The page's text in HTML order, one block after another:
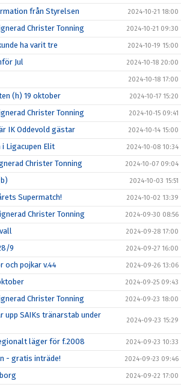
från Styrelsen 2024-10-21 18:00
Christer Tonning 2024-10-21 09:30
ha varit tre 2024-10-19 15:00
Jul 2024-10-18 20:00
2024-10-18 17:00
(h) 19 oktober 2024-10-17 15:20
Christer Tonning 2024-10-15 09:41
IK Oddevold gästar 2024-10-14 15:00
Ligacupen Elit 2024-10-08 10:34
Christer Tonning 2024-10-07 09:04
2024-10-03 15:51
Supermatch! 2024-10-02 13:39
Christer Tonning 2024-09-30 08:56
2024-09-28 17:00
9 2024-09-27 16:00
och pojkar v.44 2024-09-26 13:06
2024-09-25 09:43
Christer Tonning 2024-09-23 18:00
upp SAIKs tränarstab under
2024-09-23 15:29
läger för f.2008 2024-09-23 10:33
- gratis inträde! 2024-09-23 09:46
2024-09-22 17:00